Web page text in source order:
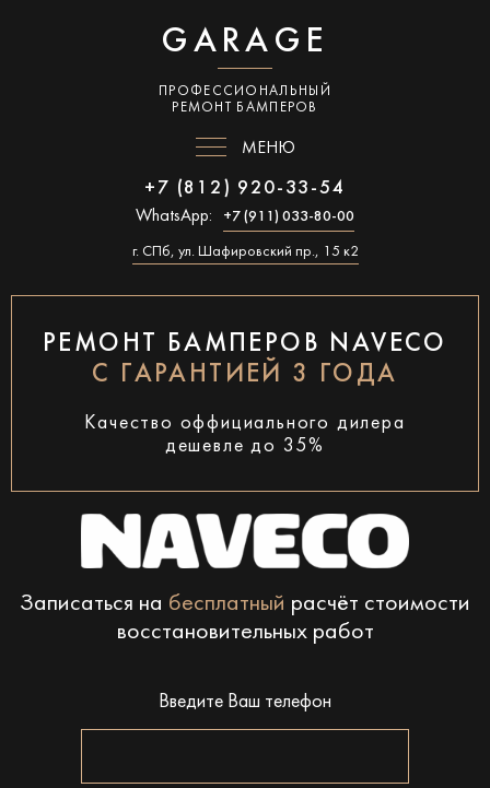
GARAGE
ПРОФЕССИОНАЛЬНЫЙ
РЕМОНТ БАМПЕРОВ
МЕНЮ
+7 (812) 920-33-54
WhatsApp: +7 (911) 033-80-00
г. СПб, ул. Шафировский пр., 15 к2
РЕМОНТ БАМПЕРОВ NAVECO
С ГАРАНТИЕЙ 3 ГОДА
Качество оффициального дилера
дешевле до 35%
Записаться на бесплатный расчёт стоимости
восстановительных работ
Введите Ваш телефон